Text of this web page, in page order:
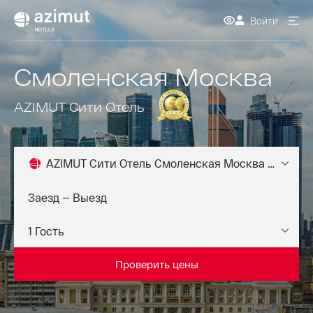
Войти
AZIMUT Сити Отель Смоленская Москва 4*
Проверить цены
Смоленская Москва
AZIMUT Сити Отель